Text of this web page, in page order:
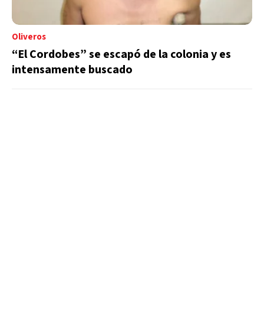
Oliveros
“El Cordobes” se escapó de la colonia y es
intensamente buscado